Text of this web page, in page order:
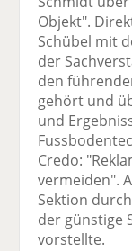
Objekt".
Schübel mit
der
den
gehört und
und
Credo:
vermeiden".
Sektion
der günstige
vorstellte.